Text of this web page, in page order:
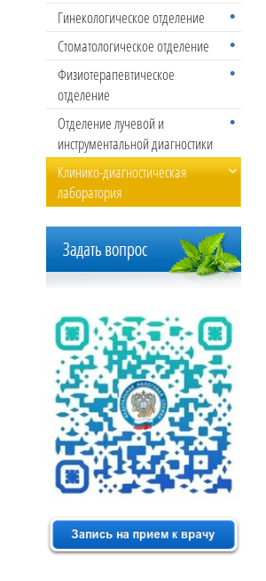
Гинекологическое отделение
Стоматологическое отделение
Физиотерапевтическое
отделение
Отделение лучевой и
инструментальной диагностики
Клинико-диагностическая
лаборатория